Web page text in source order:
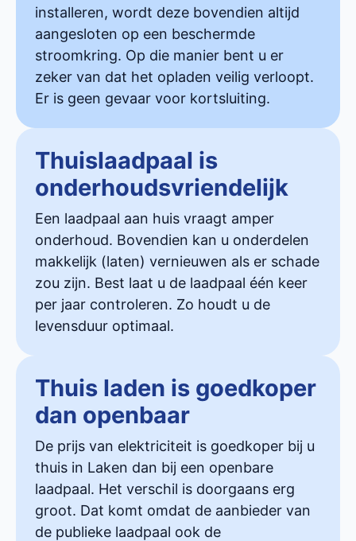
installeren, wordt deze bovendien altijd
aangesloten op een beschermde
stroomkring. Op die manier bent u er
zeker van dat het opladen veilig verloopt.
Er is geen gevaar voor kortsluiting.
Thuislaadpaal is
onderhoudsvriendelijk
Een laadpaal aan huis vraagt amper
onderhoud. Bovendien kan u onderdelen
makkelijk (laten) vernieuwen als er schade
zou zijn. Best laat u de laadpaal één keer
per jaar controleren. Zo houdt u de
levensduur optimaal.
Thuis laden is goedkoper
dan openbaar
De prijs van elektriciteit is goedkoper bij u
thuis in Laken dan bij een openbare
laadpaal. Het verschil is doorgaans erg
groot. Dat komt omdat de aanbieder van
de publieke laadpaal ook de